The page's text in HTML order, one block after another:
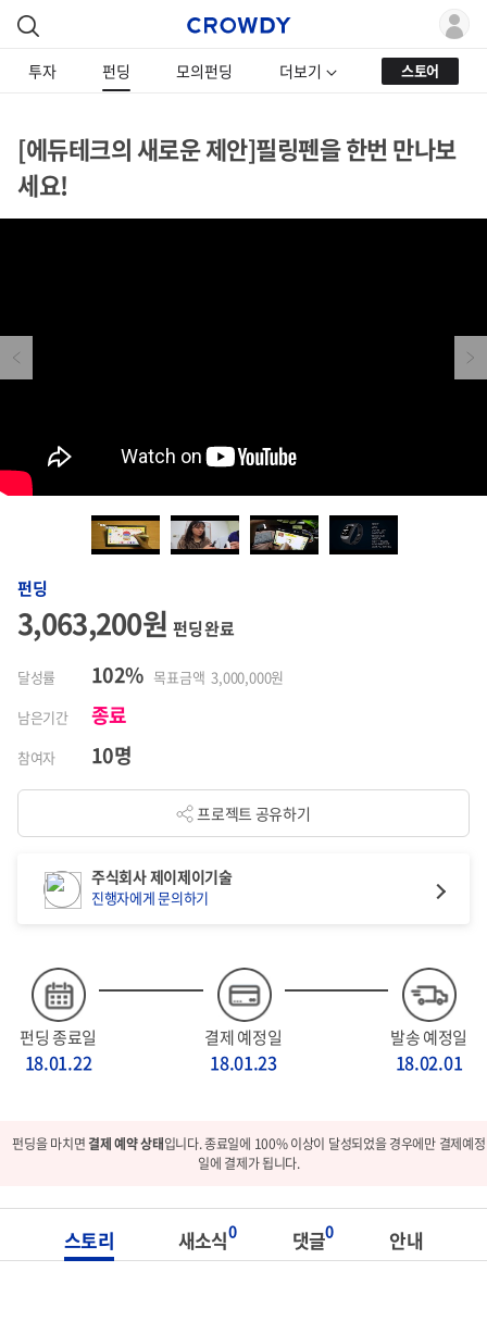
투자 펀딩 모의펀딩 더보기 스토어
[에듀테크의 새로운 제안]필링펜을 한번 만나보
세요!
Previous Next
펀딩
3,063,200원펀딩 완료
달성률 102% 목표금액 3,000,000원
남은기간
종료
참여자 10명
프로젝트 공유하기
펀딩 종료일
18.01.22
결제 예정일
18.01.23
발송 예정일
18.02.01
주식회사 제이제이기술
진행자에게 문의하기
펀딩을 마치면결제 예약 상태입니다. 종료일에 100% 이상이 달성되었을 경우에만 결제예정
일에 결제가 됩니다.
스토리 새소식0 댓글0 안내